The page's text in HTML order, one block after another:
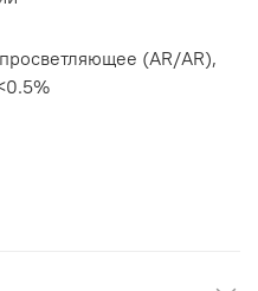
(AR/AR),